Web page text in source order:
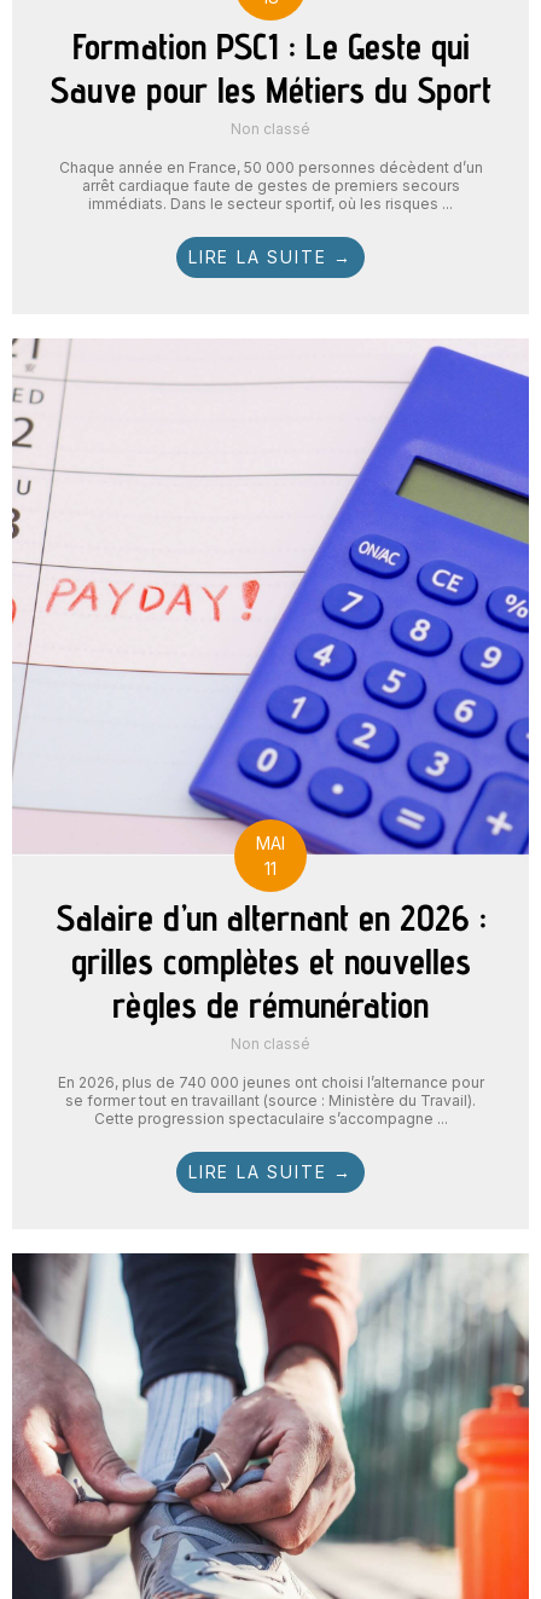
Formation PSC1 : Le Geste qui
Sauve pour les Métiers du Sport
Non classé
Chaque année en France, 50 000 personnes décèdent d’un
arrêt cardiaque faute de gestes de premiers secours
immédiats. Dans le secteur sportif, où les risques ...
LIRE LA SUITE →
MAI
11
Salaire d’un alternant en 2026 :
grilles complètes et nouvelles
règles de rémunération
Non classé
En 2026, plus de 740 000 jeunes ont choisi l’alternance pour
se former tout en travaillant (source : Ministère du Travail).
Cette progression spectaculaire s’accompagne ...
LIRE LA SUITE →